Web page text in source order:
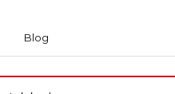
Blog